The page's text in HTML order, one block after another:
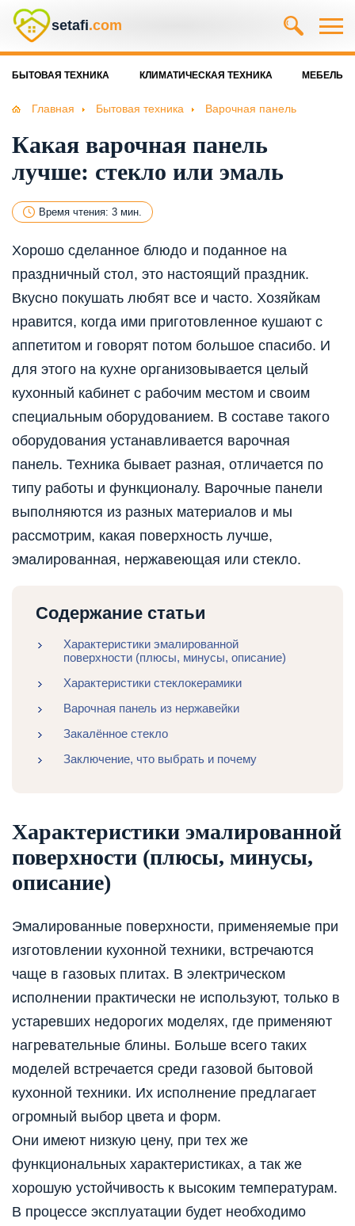
setafi.com
БЫТОВАЯ ТЕХНИКА КЛИМАТИЧЕСКАЯ ТЕХНИКА МЕБЕЛЬ
Главная Бытовая техника Варочная панель
Какая варочная панель
лучше: стекло или эмаль
Время чтения: 3 мин.
Хорошо сделанное блюдо и поданное на
праздничный стол, это настоящий праздник.
Вкусно покушать любят все и часто. Хозяйкам
нравится, когда ими приготовленное кушают с
аппетитом и говорят потом большое спасибо. И
для этого на кухне организовывается целый
кухонный кабинет с рабочим местом и своим
специальным оборудованием. В составе такого
оборудования устанавливается варочная
панель. Техника бывает разная, отличается по
типу работы и функционалу. Варочные панели
выполняются из разных материалов и мы
рассмотрим, какая поверхность лучше,
эмалированная, нержавеющая или стекло.
Содержание статьи
Характеристики эмалированной
поверхности (плюсы, минусы, описание)
Характеристики стеклокерамики
Варочная панель из нержавейки
Закалённое стекло
Заключение, что выбрать и почему
Характеристики эмалированной
поверхности (плюсы, минусы,
описание)
Эмалированные поверхности, применяемые при
изготовлении кухонной техники, встречаются
чаще в газовых плитах. В электрическом
исполнении практически не используют, только в
устаревших недорогих моделях, где применяют
нагревательные блины. Больше всего таких
моделей встречается среди газовой бытовой
кухонной техники. Их исполнение предлагает
огромный выбор цвета и форм.
Они имеют низкую цену, при тех же
функциональных характеристиках, а так же
хорошую устойчивость к высоким температурам.
В процессе эксплуатации будет необходимо